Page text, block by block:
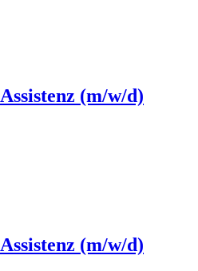
(m/w/d)
(m/w/d)